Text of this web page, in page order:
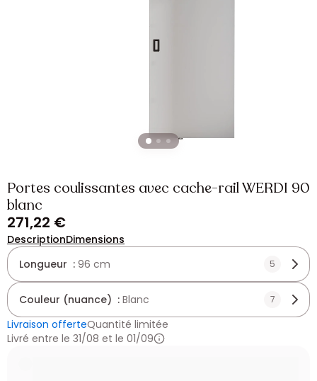
Portes coulissantes avec cache-rail WERDI 90
blanc
271,22 €
DescriptionDimensions
Longueur : 96 cm 5
Couleur (nuance) : Blanc 7
Livraison offerteQuantité limitée
Livré entre le 31/08 et le 01/09